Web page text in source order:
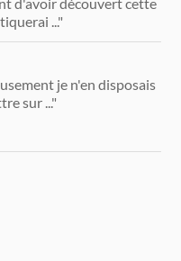
..."
je n'en disposais
sur ..."